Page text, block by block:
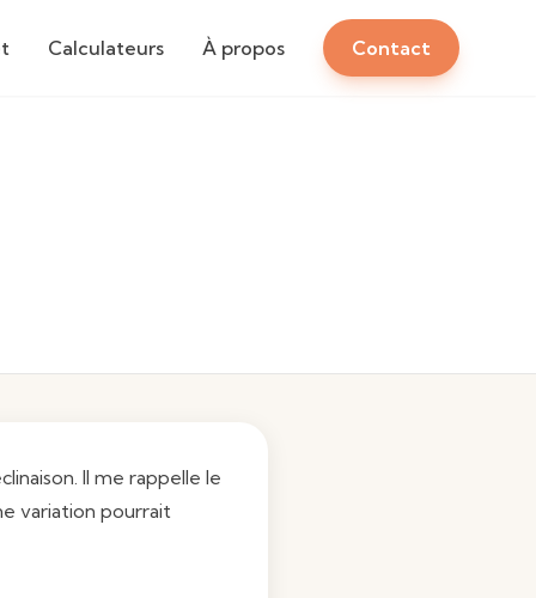
Calculateurs À propos Contact
Il me rappelle le
variation pourrait